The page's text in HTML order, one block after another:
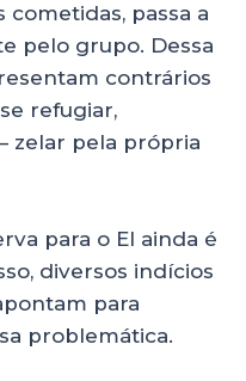
cometidas, passa a
pelo grupo. Dessa
contrários
refugiar,
zelar pela própria
para o EI ainda é
diversos indícios
para
problemática.